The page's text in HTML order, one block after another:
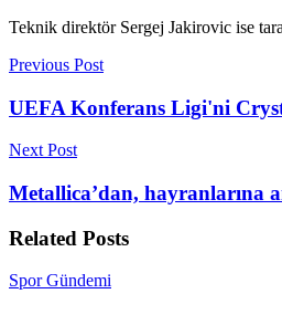
Teknik direktör Sergej Jakirovic ise
Previous Post
UEFA Konferans Ligi'ni
Next Post
Metallica’dan, hayranlarına
Related Posts
Spor Gündemi